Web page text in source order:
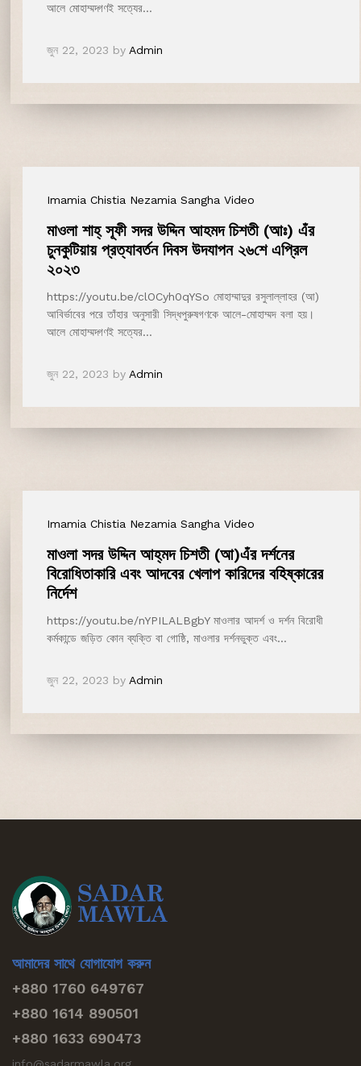
আলে মোহাম্মদ্গণই সত্যের…
জুন 22, 2023 by Admin
Imamia Chistia Nezamia Sangha Video
মাওলা শাহ্‌ সূফী সদর উদ্দিন আহমদ চিশতী (আঃ) এঁর
চুনকুটিয়ায় প্রত্যাবর্তন দিবস উদযাপন ২৬শে এপ্রিল
২০২৩
https://youtu.be/clOCyh0qYSo মোহাম্মাদুর রসুলাল্লাহর (আ)
আবির্ভাবের পরে তাঁহার অনুসারী সিদ্ধপুরুষগণকে আলে-মোহাম্মদ বলা হয়।
আলে মোহাম্মদ্গণই সত্যের…
জুন 22, 2023 by Admin
Imamia Chistia Nezamia Sangha Video
মাওলা সদর উদ্দিন আহ্‌মদ চিশতী (আ)এঁর দর্শনের
বিরোধিতাকারি এবং আদবের খেলাপ কারিদের বহিষ্কারের
নির্দেশ
https://youtu.be/nYPILALBgbY মাওলার আদর্শ ও দর্শন বিরোধী
কর্মকান্ডে জড়িত কোন ব্যক্তি বা গোষ্ঠি, মাওলার দর্শনভুক্ত এবং…
জুন 22, 2023 by Admin
আমাদের সাথে যোগাযোগ করুন
+880 1760 649767
+880 1614 890501
+880 1633 690473